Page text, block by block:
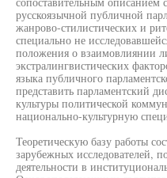
русскоязычной публичной
жанрово-стилистических и
специально не
положения о взаимовлиянии
экстралингвистических
языка публичного
представить парламентский
культуры политической
национально-культурную
Теоретическую базу работы
зарубежных исследователей,
деятельности в